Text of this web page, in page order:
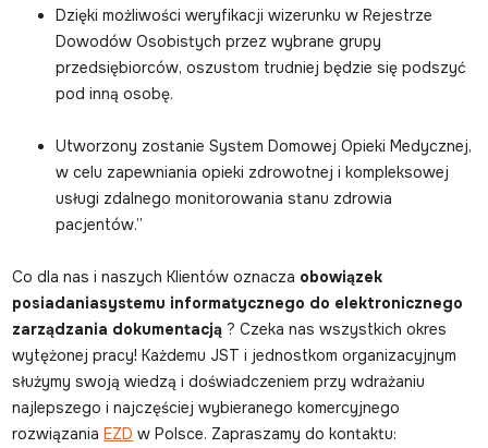
Dzięki możliwości weryfikacji wizerunku w Rejestrze
Dowodów Osobistych przez wybrane grupy
przedsiębiorców, oszustom trudniej będzie się podszyć
pod inną osobę.
Utworzony zostanie System Domowej Opieki Medycznej,
w celu zapewniania opieki zdrowotnej i kompleksowej
usługi zdalnego monitorowania stanu zdrowia
pacjentów.”
Co dla nas i naszych Klientów oznacza obowiązek
posiadaniasystemu informatycznego do elektronicznego
zarządzania dokumentacją ? Czeka nas wszystkich okres
wytężonej pracy! Każdemu JST i jednostkom organizacyjnym
służymy swoją wiedzą i doświadczeniem przy wdrażaniu
najlepszego i najczęściej wybieranego komercyjnego
rozwiązaniaEZD w Polsce. Zapraszamy do kontaktu: